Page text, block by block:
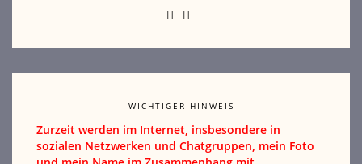
WICHTIGER HINWEIS
Zurzeit werden im Internet, insbesondere in
sozialen Netzwerken und Chatgruppen, mein Foto